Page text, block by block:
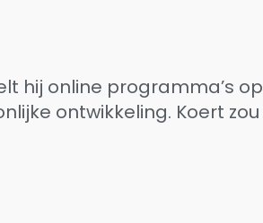
hij online programma’s op
ontwikkeling. Koert zou